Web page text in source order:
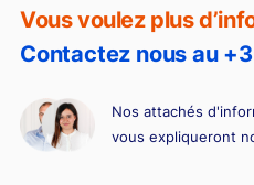
Vous voulez plus
Contactez nous au
Nos attachés
vous expliqueront